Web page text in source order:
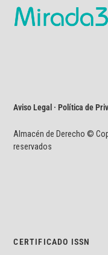
Aviso Legal · Política de
Almacén de Derecho ©
reservados
CERTIFICADO ISSN